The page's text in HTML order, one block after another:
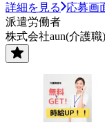
詳細を見る
応募画
派遣労働者
株式会社aun(介護職